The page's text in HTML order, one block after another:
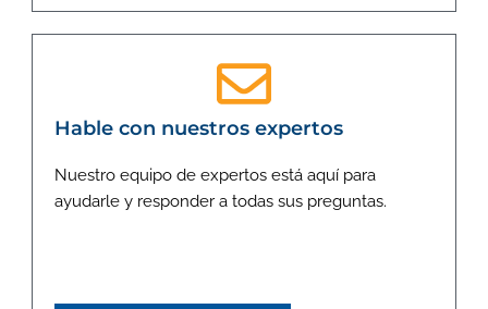
Hable con nuestros expertos
Nuestro equipo de expertos está aquí para
ayudarle y responder a todas sus preguntas.